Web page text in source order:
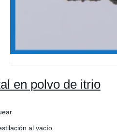
en polvo de itrio
al vacío